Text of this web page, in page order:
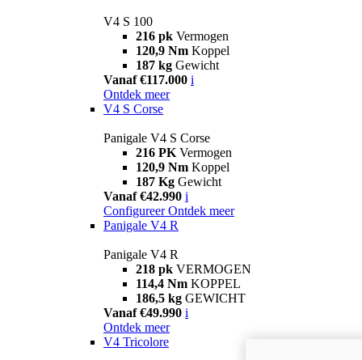
V4 S 100
216 pk Vermogen
120,9 Nm Koppel
187 kg Gewicht
Vanaf €117.000 i
Ontdek meer
V4 S Corse
Panigale V4 S Corse
216 PK Vermogen
120,9 Nm Koppel
187 Kg Gewicht
Vanaf €42.990 i
Configureer Ontdek meer
Panigale V4 R
Panigale V4 R
218 pk VERMOGEN
114,4 Nm KOPPEL
186,5 kg GEWICHT
Vanaf €49.990 i
Ontdek meer
V4 Tricolore